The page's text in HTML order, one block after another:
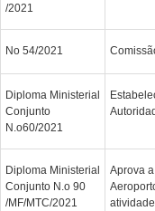
/2021
No 54/2021
Diploma Ministerial
Conjunto
N.o60/2021
Diploma Ministerial
Conjunto N.o 90
/MF/MTC/2021
Aprova